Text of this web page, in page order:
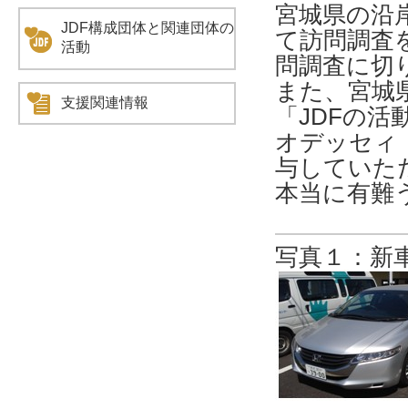
宮城県の沿
て訪問調査
問調査に切
また、宮城
「JDFの
オデッセィ
与していた
本当に有難
写真１：新
JDF構成団体と関連団体の
活動
支援関連情報